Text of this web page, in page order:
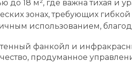
18 м², где важна тихая и
зонах, требующих
использованием,
фанкойл и
продуманное